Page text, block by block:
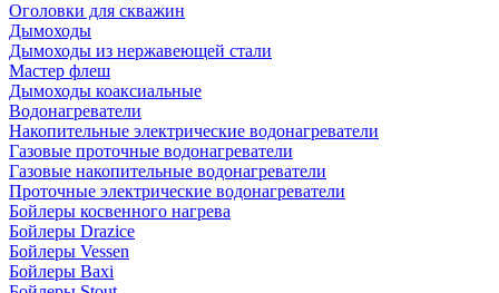
Оголовки для скважин
Дымоходы
Дымоходы из нержавеющей стали
Мастер флеш
Дымоходы коаксиальные
Водонагреватели
Накопительные электрические водонагреватели
Газовые проточные водонагреватели
Газовые накопительные водонагреватели
Проточные электрические водонагреватели
Бойлеры косвенного нагрева
Бойлеры Drazice
Бойлеры Vessen
Бойлеры Baxi